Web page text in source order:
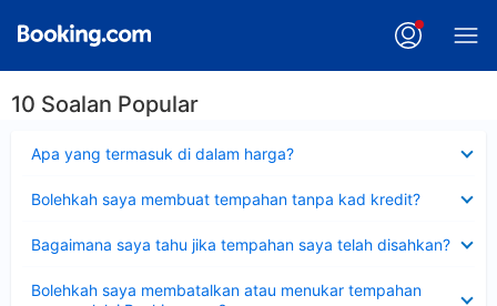
10 Soalan Popular
Apa yang termasuk di dalam harga?
Bolehkah saya membuat tempahan tanpa kad kredit?
Bagaimana saya tahu jika tempahan saya telah disahkan?
Bolehkah saya membatalkan atau menukar tempahan